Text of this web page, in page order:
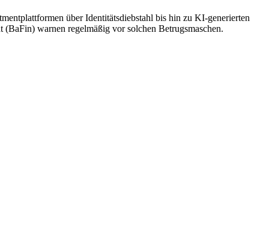
über Identitätsdiebstahl bis hin zu KI-generierten
warnen regelmäßig vor solchen Betrugsmaschen.